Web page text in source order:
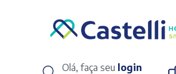
Olá, faça seu login